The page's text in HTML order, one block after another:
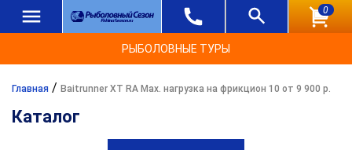
0
РЫБОЛОВНЫЕ ТУРЫ
Главная / Baitrunner XT RA Max. нагрузка на фрикцион 10 от 9 900 р.
Каталог